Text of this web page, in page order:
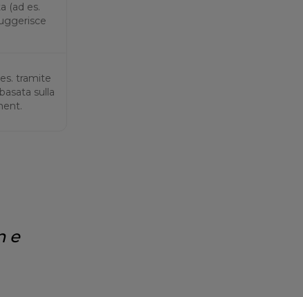
(ad es.
tramite
sulla
e